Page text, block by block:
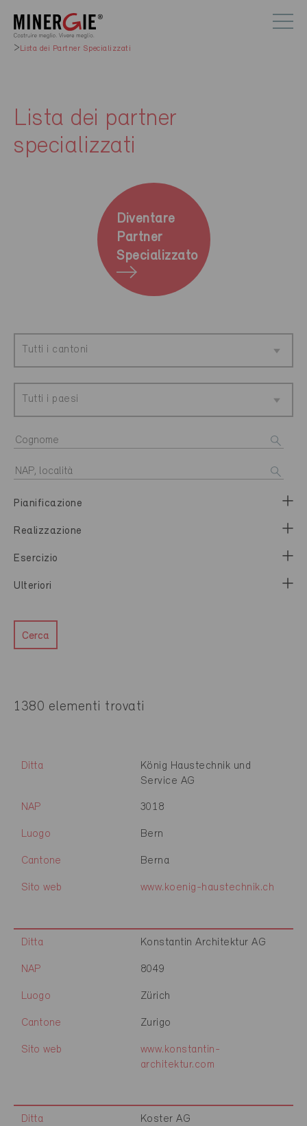
Lista dei Partner Specializzati
Lista dei partner
specializzati
Diventare
Partner
Specializzato
Tutti i cantoni
Tutti i paesi
Pianificazione
Realizzazione
Esercizio
Ulteriori
Cerca
1380 elementi trovati
Ditta
König Haustechnik und
Service AG
NAP 3018
Luogo Bern
Cantone Berna
Sito web www.koenig-haustechnik.ch
Ditta Konstantin Architektur AG
NAP 8049
Luogo Zürich
Cantone Zurigo
Sito web
www.konstantin-
architektur.com
Ditta Koster AG